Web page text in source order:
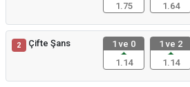
1.75
1.64
2 Çifte Şans
1 ve 0
1.14
1 ve 2
1.14